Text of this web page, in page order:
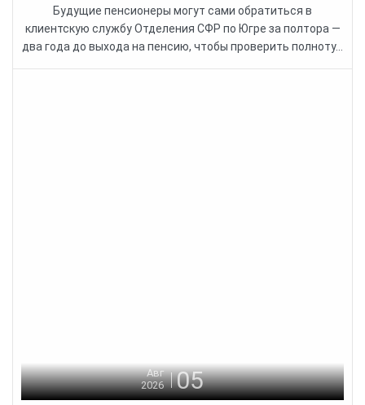
Будущие пенсионеры могут сами обратиться в
клиентскую службу Отделения СФР по Югре за полтора —
два года до выхода на пенсию, чтобы проверить полноту...
Авг
2026
05